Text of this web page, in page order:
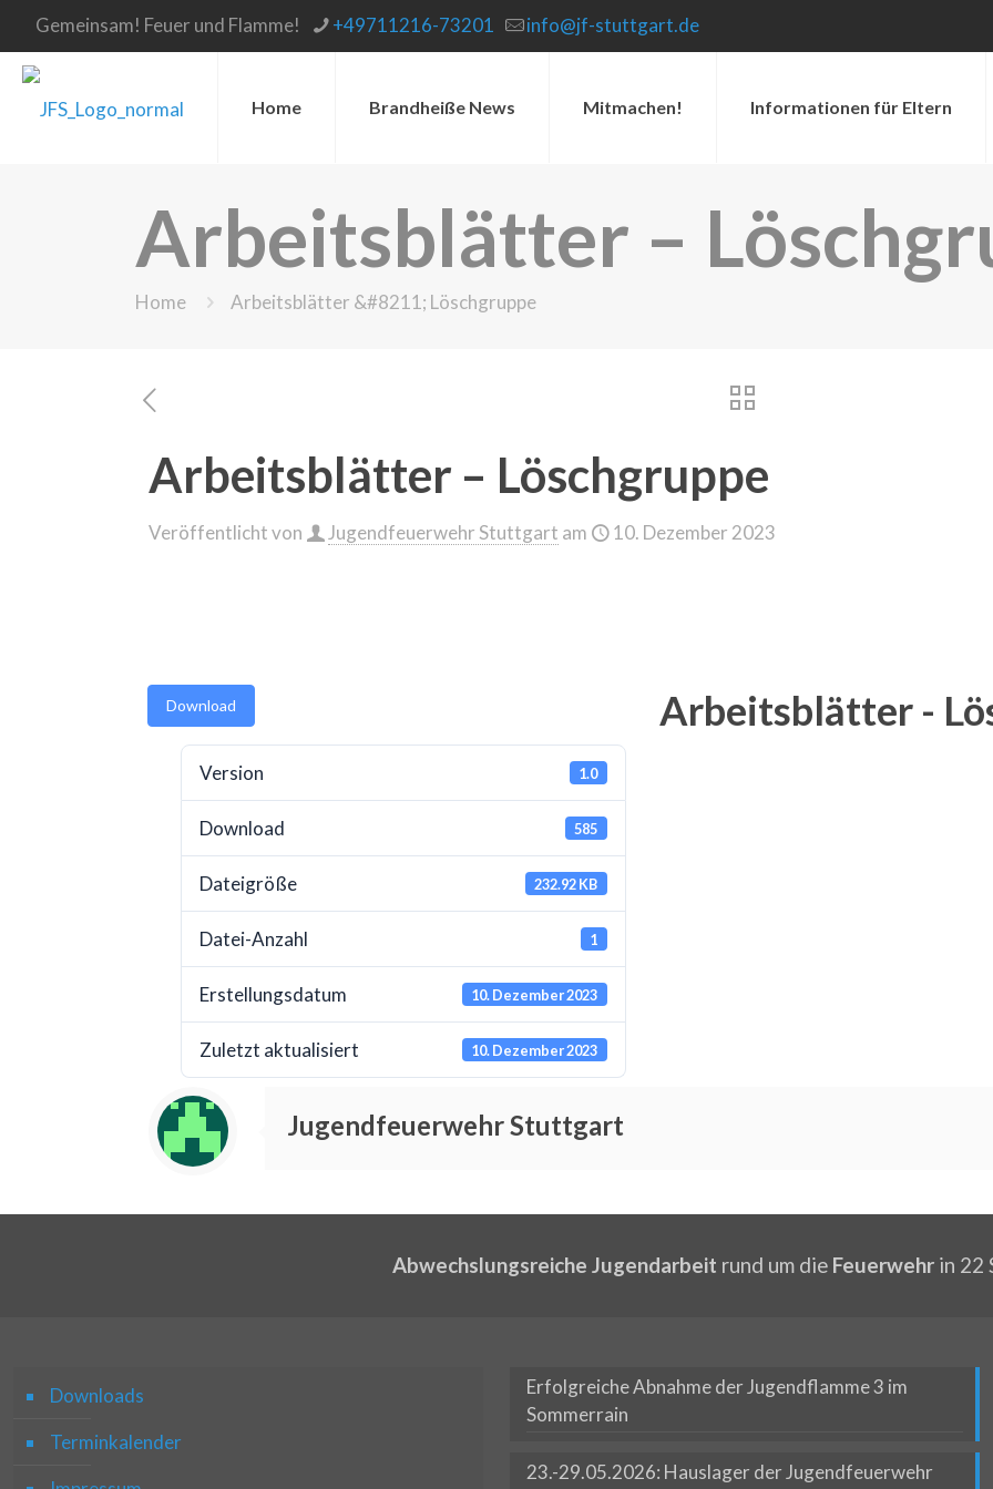
Gemeinsam! Feuer und Flamme! +49711216-73201 info@jf-stuttgart.de
Home Brandheiße News Mitmachen! Informationen für Eltern
Arbeitsblätter –
Home Arbeitsblätter &#8211; Löschgruppe
Arbeitsblätter – Löschgruppe
Veröffentlicht von Jugendfeuerwehr Stuttgart am 10. Dezember 2023
Download
Version 1.0
Download 585
Dateigröße 232.92 KB
Datei-Anzahl 1
Erstellungsdatum 10. Dezember 2023
Zuletzt aktualisiert 10. Dezember 2023
Arbeitsblätter -
Jugendfeuerwehr Stuttgart
Abwechslungsreiche Jugendarbeit rund um die Feuerwehrin 22
Downloads
Terminkalender
Erfolgreiche Abnahme der Jugendflamme 3 im
Sommerrain
23.-29.05.2026: Hauslager der Jugendfeuerwehr